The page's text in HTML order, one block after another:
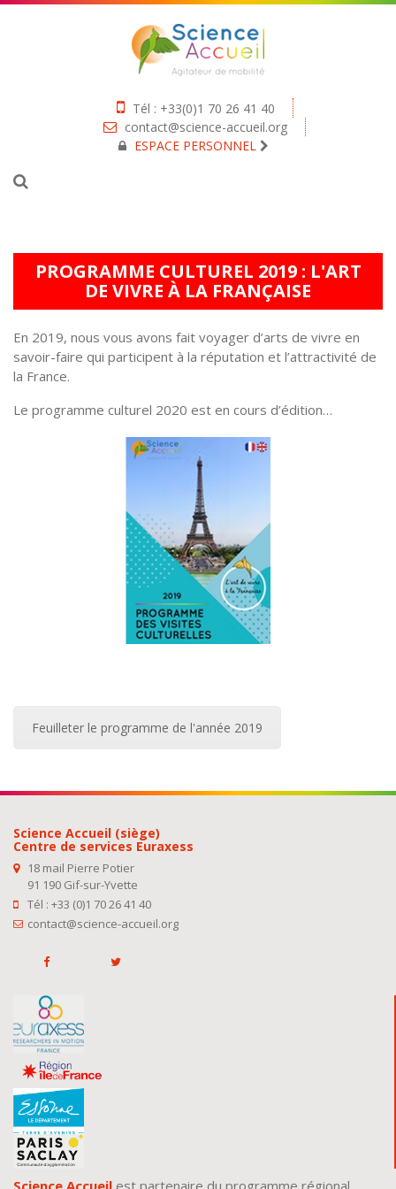
Tél : +33(0)1 70 26 41 40
contact@science-accueil.org
ESPACE PERSONNEL
PROGRAMME CULTUREL 2019 : L'ART
DE VIVRE À LA FRANÇAISE
En 2019, nous vous avons fait voyager d’arts de vivre en
savoir-faire qui participent à la réputation et l’attractivité de
la France.
Le programme culturel 2020 est en cours d’édition…
Feuilleter le programme de l'année 2019
Science Accueil (siège)
Centre de services Euraxess
18 mail Pierre Potier
91 190 Gif-sur-Yvette
Tél : +33 (0)1 70 26 41 40
contact@science-accueil.org
Science Accueil est partenaire du programme régional